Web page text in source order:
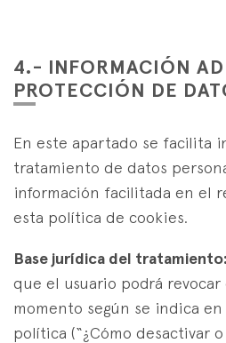
4.- INFORMACIÓN
PROTECCIÓN DE
En este apartado se facilita
tratamiento de datos
información facilitada en el
esta política de cookies.
Base jurídica del tratamiento:
que el usuario podrá
momento según se indica
política (“¿Cómo desactivar